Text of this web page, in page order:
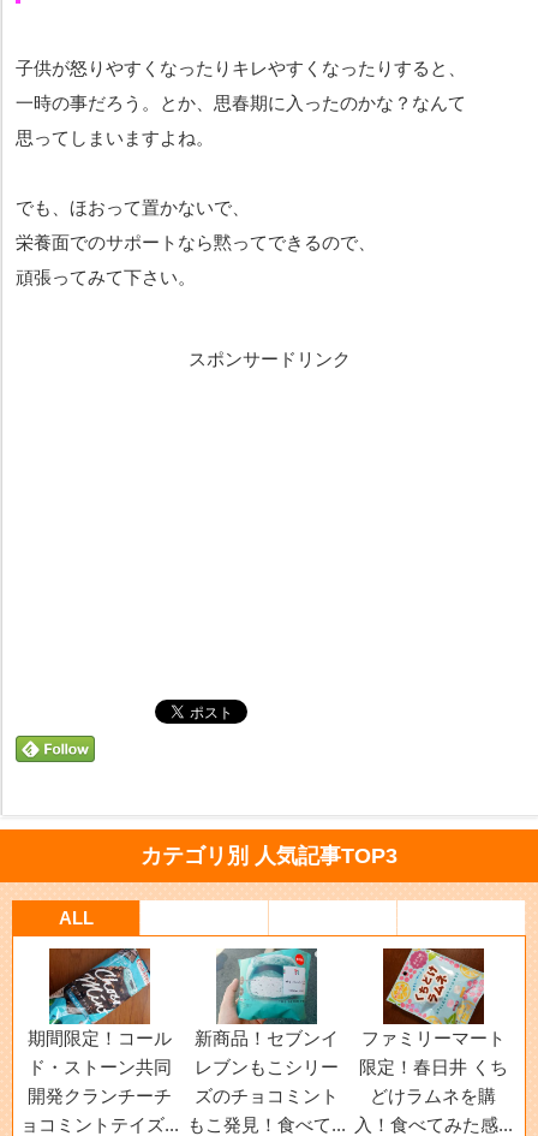
子供が怒りやすくなったりキレやすくなったりすると、
一時の事だろう。とか、思春期に入ったのかな？なんて
思ってしまいますよね。
でも、ほおって置かないで、
栄養面でのサポートなら黙ってできるので、
頑張ってみて下さい。
スポンサードリンク
カテゴリ別 人気記事TOP3
ALL
期間限定！コール
ド・ストーン共同
開発クランチーチ
ョコミントテイズ...
新商品！セブンイ
レブンもこシリー
ズのチョコミント
もこ発見！食べて...
ファミリーマート
限定！春日井 くち
どけラムネを購
入！食べてみた感...